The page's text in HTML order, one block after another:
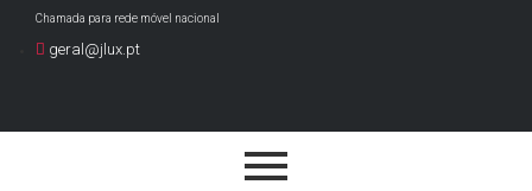
Chamada para rede móvel nacional
geral@jlux.pt